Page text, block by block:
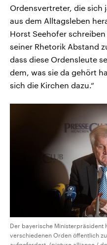
Ordensvertreter, die sich
aus dem Alltagsleben
Horst Seehofer
seiner Rhetorik Abstand
dass diese Ordensleute
dem, was sie da gehört
sich die Kirchen dazu.“
Der bayerische Ministerpräsident
verschiedenen Orden öffentlich